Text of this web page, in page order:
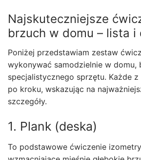
Najskuteczniejsze
brzuch w domu – lista i
Poniżej przedstawiam zestaw
wykonywać samodzielnie w domu,
specjalistycznego sprzętu. Każde
po kroku, wskazując na
szczegóły.
1. Plank (deska)
To podstawowe ćwiczenie